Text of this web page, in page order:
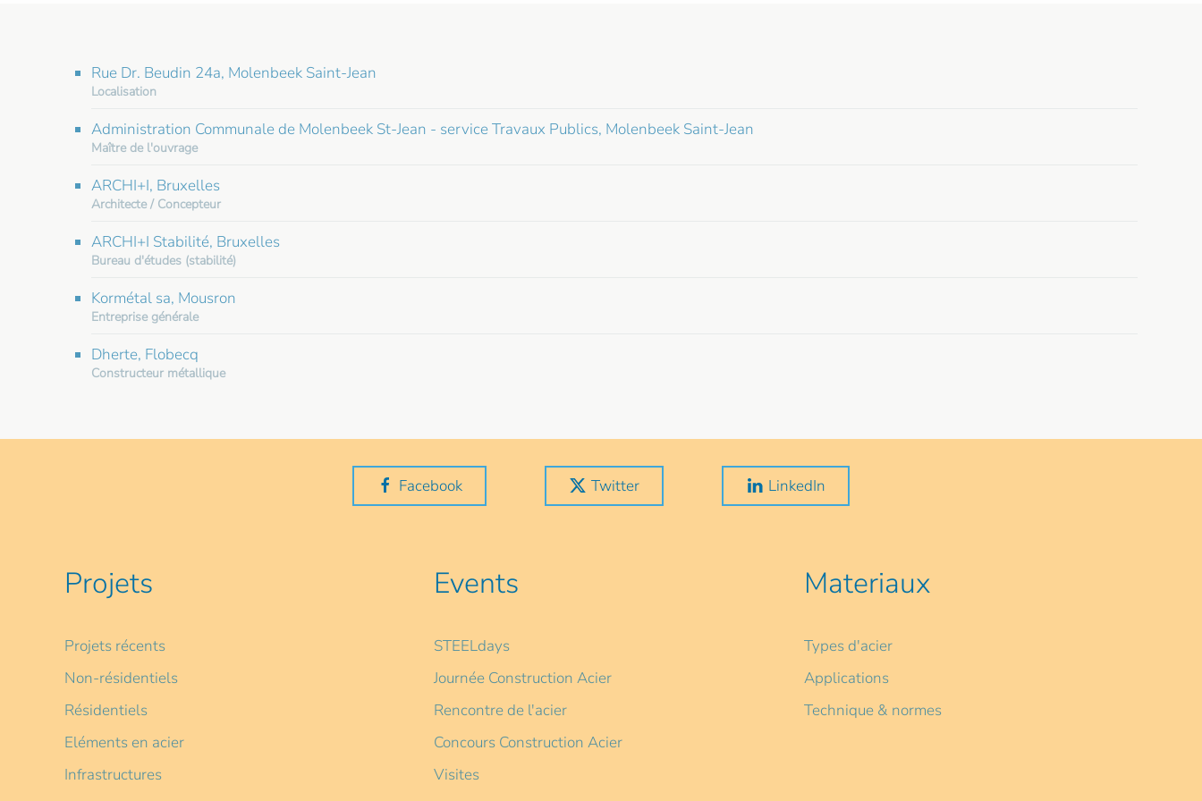
Rue Dr. Beudin 24a, Molenbeek Saint-Jean
Localisation
Administration Communale de Molenbeek St-Jean - service Travaux Publics, Molenbeek Saint-Jean
Maître de l'ouvrage
ARCHI+I, Bruxelles
Architecte / Concepteur
ARCHI+I Stabilité, Bruxelles
Bureau d'études (stabilité)
Kormétal sa, Mousron
Entreprise générale
Dherte, Flobecq
Constructeur métallique
Facebook Twitter LinkedIn
Projets
Projets récents
Non-résidentiels
Résidentiels
Eléments en acier
Infrastructures
Events
STEELdays
Journée Construction Acier
Rencontre de l'acier
Concours Construction Acier
Visites
Materiaux
Types d'acier
Applications
Technique & normes